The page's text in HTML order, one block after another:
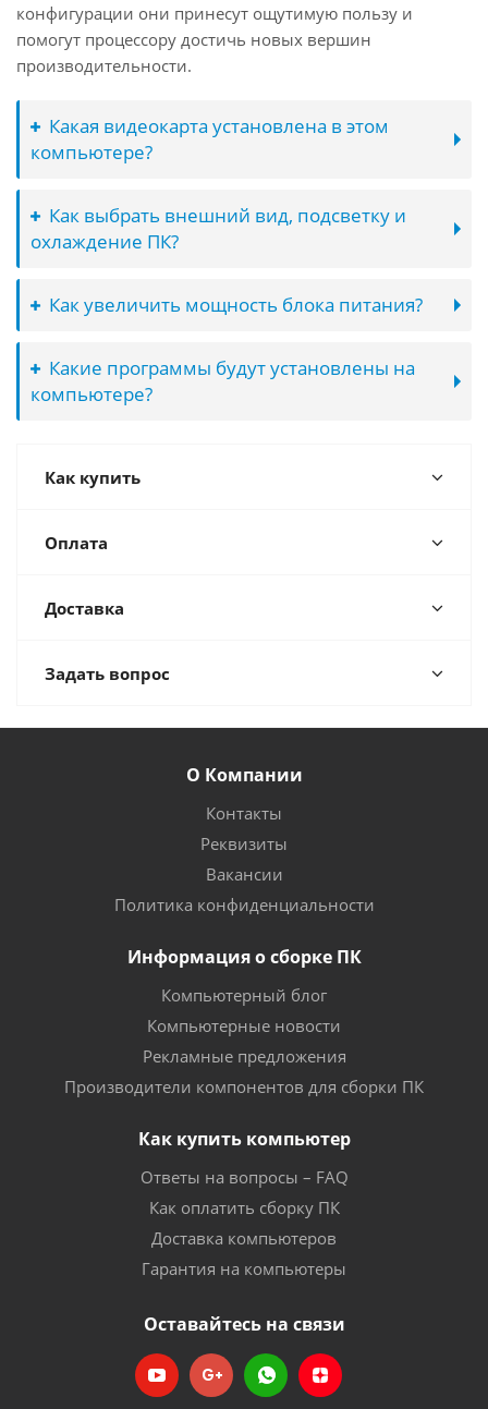
конфигурации они принесут ощутимую пользу и
помогут процессору достичь новых вершин
производительности.
Какая видеокарта установлена в этом
компьютере?
Как выбрать внешний вид, подсветку и
охлаждение ПК?
Как увеличить мощность блока питания?
Какие программы будут установлены на
компьютере?
Как купить
Оплата
Доставка
Задать вопрос
О Компании
Контакты
Реквизиты
Вакансии
Политика конфиденциальности
Информация о сборке ПК
Компьютерный блог
Компьютерные новости
Рекламные предложения
Производители компонентов для сборки ПК
Как купить компьютер
Ответы на вопросы – FAQ
Как оплатить сборку ПК
Доставка компьютеров
Гарантия на компьютеры
Оставайтесь на связи